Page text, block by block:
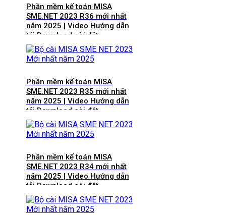
Phần mềm kế toán MISA
SME.NET 2023 R36 mới nhất
năm 2025 | Video Hướng dẫn
tải Download cài đặt
Phần mềm kế toán MISA
SME.NET 2023 R35 mới nhất
năm 2025 | Video Hướng dẫn
tải Download cài đặt
Phần mềm kế toán MISA
SME.NET 2023 R34 mới nhất
năm 2025 | Video Hướng dẫn
tải Download cài đặt